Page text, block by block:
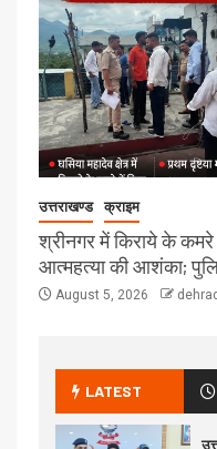
उत्तराखण्ड क्राइम
श्रीनगर में किराये के कमरे
आत्महत्या की आशंका;
August 5, 2026
LATEST